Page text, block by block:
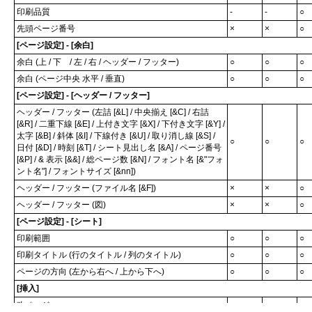
印刷品質 - -
○
先頭ページ番号
× ×
○
[ページ設定] - [余白]
余白 (上 / 下 / 左 / 右 / ヘッダー / フッター)
○ ○
○
余白 (ページ中央 水平 / 垂直)
○ ○
○
[ページ設定] - [ヘッダー / フッター]
ヘッダー / フッター (左詰 [&L] / 中央揃え [&C] / 右詰
[&R] / 二重下線 [&E] / 上付き文字 [&X] / 下付き文字 [&Y] /
太字 [&B] / 斜体 [&I] / 下線付き [&U] / 取り消し線 [&S] /
日付 [&D] / 時刻 [&T] / シート見出し名 [&A] / ページ番号
[&P] / & 表示 [&&] / 総ページ数 [&N] / フォント名 [&"フォ
ント名"] / フォントサイズ [&nn])
○ ○ ○
ヘッダー / フッター (ファイル名 [&F]) × ×
○
ヘッダー / フッター (図)
× ×
○
[ページ設定] - [シート]
印刷範囲
○ ○
○
印刷タイトル (行のタイトル / 列のタイトル)
○ ○
○
ページの方向 (左から右へ / 上から下へ)
○ ○
○
[挿入]
改ページ